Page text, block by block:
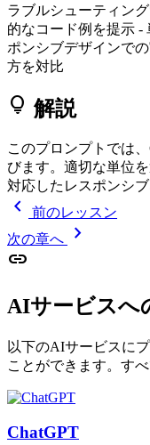
ラブルシューティン
的なコード例を提示 -
ポンシブデザインで
方を対比
lightbulb 解説
このプロンプトでは
びます。適切な単位
対応したレスポンシ
chevron_left
前のレッスン
次の章へ
chevron_right
link
AIサービスへ
以下のAIサービスに
ことができます。す
ChatGPT